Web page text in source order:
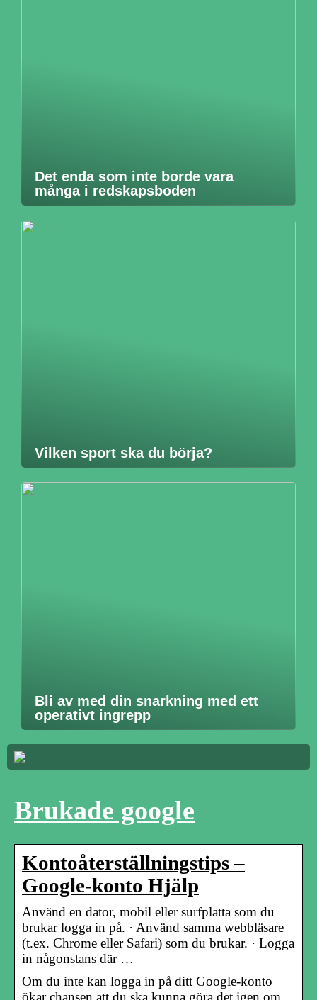
Det enda som inte borde vara
många i redskapsboden
Vilken sport ska du börja?
Bli av med din snarkning med ett
operativt ingrepp
Brukade google
Kontoåterställningstips –
Google-konto Hjälp
Använd en dator, mobil eller surfplatta som du
brukar logga in på. · Använd samma webbläsare
(t.ex. Chrome eller Safari) som du brukar. · Logga
in någonstans där …
Om du inte kan logga in på ditt Google-konto
ökar chansen att du ska kunna göra det igen om